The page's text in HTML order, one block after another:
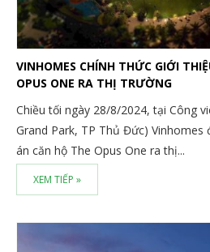
VINHOMES CHÍNH THỨC GIỚI
OPUS ONE RA THỊ TRƯỜNG
Chiều tối ngày 28/8/2024, tại Công
Grand Park, TP Thủ Đức)
án căn hộ The Opus One ra thị...
XEM TIẾP »